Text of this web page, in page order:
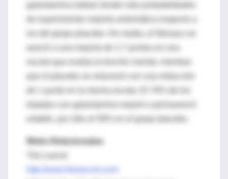
galantamina habían tenido más probabilidades
los del grupo placebo. De media, el fármaco se
tratados con galantamina mejoró o permaneció
estable, por sólo el 59% en el grupo placebo.
Webs Relacionadas